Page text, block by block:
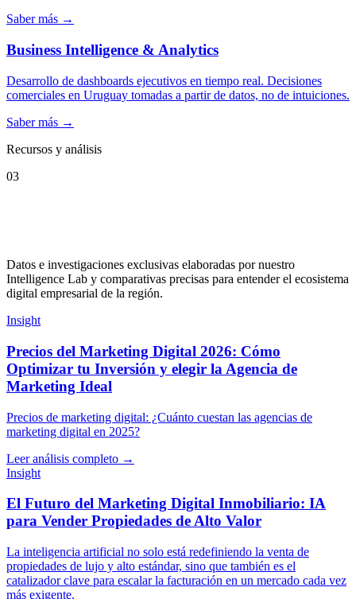
Saber más →
Business Intelligence & Analytics
Desarrollo de dashboards ejecutivos en tiempo real. Decisiones
comerciales en Uruguay tomadas a partir de datos, no de intuiciones.
Saber más →
Recursos y análisis
03
Datos e investigaciones exclusivas elaboradas por nuestro
Intelligence Lab y comparativas precisas para entender el ecosistema
digital empresarial de la región.
Insight
Precios del Marketing Digital 2026: Cómo
Optimizar tu Inversión y elegir la Agencia de
Marketing Ideal
Precios de marketing digital: ¿Cuánto cuestan las agencias de
marketing digital en 2025?
Leer análisis completo →
Insight
El Futuro del Marketing Digital Inmobiliario: IA
para Vender Propiedades de Alto Valor
La inteligencia artificial no solo está redefiniendo la venta de
propiedades de lujo y alto estándar, sino que también es el
catalizador clave para escalar la facturación en un mercado cada vez
más exigente.